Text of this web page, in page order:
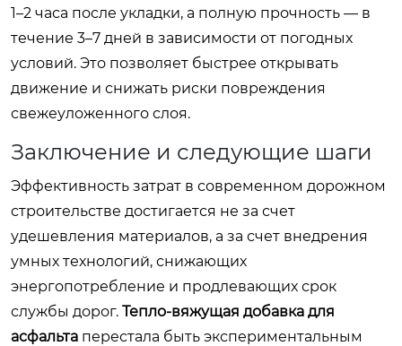
1–2 часа после укладки, а полную прочность — в
течение 3–7 дней в зависимости от погодных
условий. Это позволяет быстрее открывать
движение и снижать риски повреждения
свежеуложенного слоя.
Заключение и следующие шаги
Эффективность затрат в современном дорожном
строительстве достигается не за счет
удешевления материалов, а за счет внедрения
умных технологий, снижающих
энергопотребление и продлевающих срок
службы дорог. Тепло-вяжущая добавка для
асфальта перестала быть экспериментальным